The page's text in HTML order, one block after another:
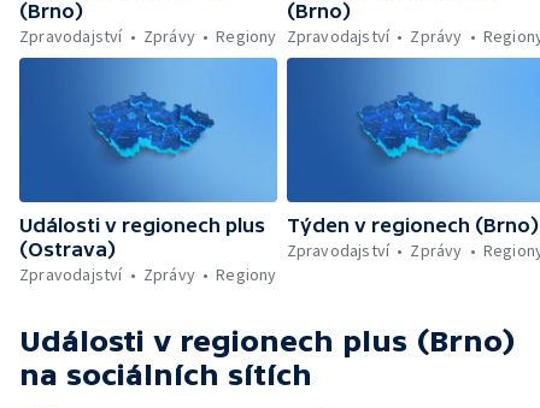
(Brno)
Zpravodajství
Zprávy Regiony
(Brno)
Zpravodajství
Zprávy
Události v regionech plus
(Ostrava)
Zpravodajství
Zprávy Regiony
Týden v regionech (Brno)
Zpravodajství
Zprávy
Události v regionech plus (Brno)
na sociálních sítích